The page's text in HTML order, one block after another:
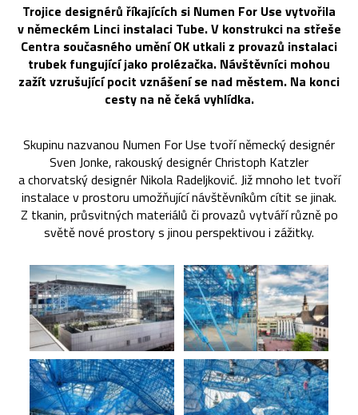
Trojice designérů říkajících si Numen For Use vytvořila
v německém Linci instalaci Tube. V konstrukci na střeše
Centra současného umění OK utkali z provazů instalaci
trubek fungující jako prolézačka. Návštěvníci mohou
zažít vzrušující pocit vznášení se nad městem. Na konci
cesty na ně čeká vyhlídka.
Skupinu nazvanou Numen For Use tvoří německý designér
Sven Jonke, rakouský designér Christoph Katzler
a chorvatský designér Nikola Radeljković. Již mnoho let tvoří
instalace v prostoru umožňující návštěvníkům cítit se jinak.
Z tkanin, průsvitných materiálů či provazů vytváří různě po
světě nové prostory s jinou perspektivou i zážitky.